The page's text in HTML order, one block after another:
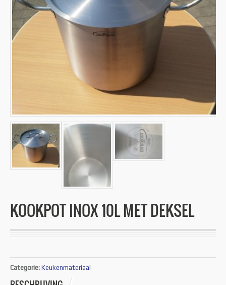
KOOKPOT INOX 10L MET DEKSEL
Categorie: Keukenmateriaal